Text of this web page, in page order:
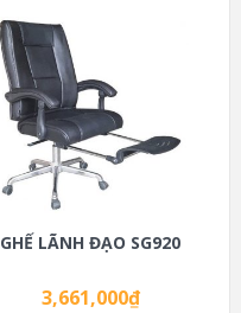
GHẾ LÃNH ĐẠO SG920
3,661,000₫